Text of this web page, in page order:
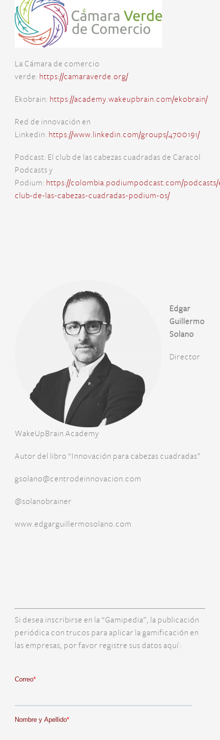
La Cámara de comercio
verde: https://camaraverde.org/
Ekobrain: https://academy.wakeupbrain.com/ekobrain/
Red de innovación en
Linkedin: https://www.linkedin.com/groups/4700191/
Podcast: El club de las cabezas cuadradas de Caracol
Podcasts y
Podium: https://colombia.podiumpodcast.com/
club-de-las-cabezas-cuadradas-podium-os/
Edgar
Guillermo
Solano
Director
WakeUpBrain Academy
Autor del libro “Innovación para cabezas cuadradas”
gsolano@centrodeinnovacion.com
@solanobrainer
www.edgarguillermosolano.com
Si desea inscribirse en la “Gamipedia”, la publicación
periódica con trucos para aplicar la gamificación en
las empresas, por favor registre sus datos aquí :